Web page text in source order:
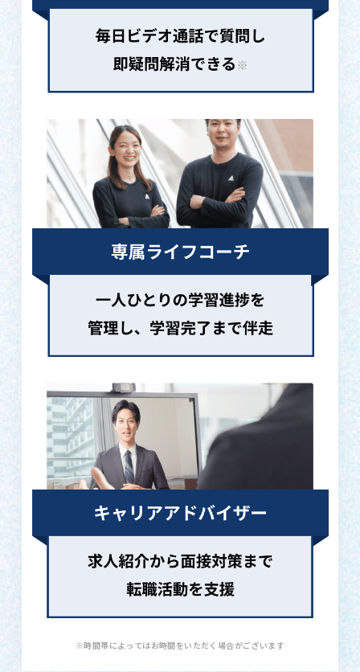
※時間帯によってはお時間をいただく場合がございます